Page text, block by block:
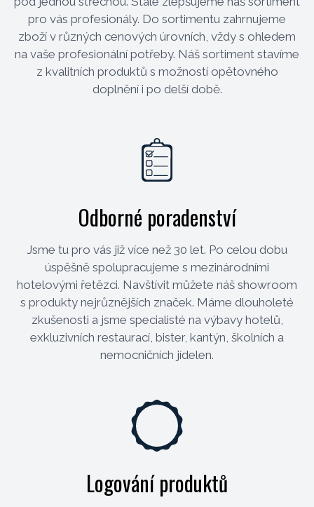
pro vás profesionály. Do sortimentu zahrnujeme
zboží v různých cenových úrovních, vždy s ohledem
na vaše profesionální potřeby. Náš sortiment stavíme
z kvalitních produktů s možností opětovného
doplnění i po delší době.
Odborné poradenství
Jsme tu pro vás již více než 30 let. Po celou dobu
úspěšně spolupracujeme s mezinárodními
hotelovými řetězci. Navštívit můžete náš showroom
s produkty nejrůznějších značek. Máme dlouholeté
zkušenosti a jsme specialisté na výbavy hotelů,
exkluzivních restaurací, bister, kantýn, školních a
nemocničních jídelen.
Logování produktů